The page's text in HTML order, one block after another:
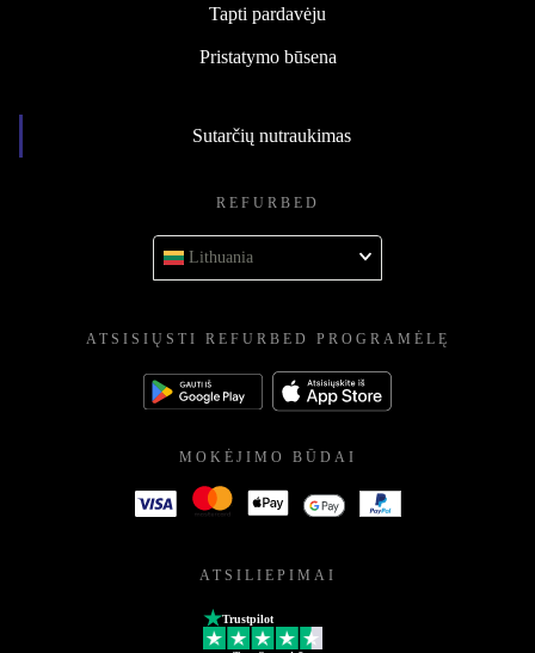
Tapti pardavėju
Pristatymo būsena
Sutarčių nutraukimas
REFURBED
Lithuania
ATSISIŲSTI REFURBED PROGRAMĖLĘ
MOKĖJIMO BŪDAI
ATSILIEPIMAI
Trustpilot